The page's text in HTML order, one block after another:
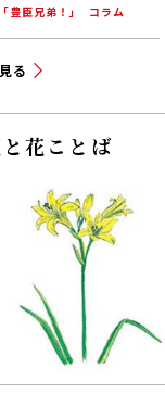
豊臣兄弟！」
コラム
る
花ことば